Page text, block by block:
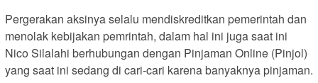
Pergerakan aksinya selalu mendiskreditkan pemerintah dan
menolak kebijakan pemrintah, dalam hal ini juga saat ini
Nico Silalahi berhubungan dengan Pinjaman Online (Pinjol)
yang saat ini sedang di cari-cari karena banyaknya pinjaman.